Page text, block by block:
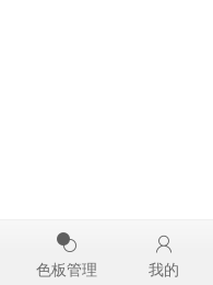
色板管理 我的